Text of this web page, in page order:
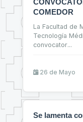
COMEDOR
La Facultad de
Tecnología
convocator...
26 de Mayo
Se lamenta